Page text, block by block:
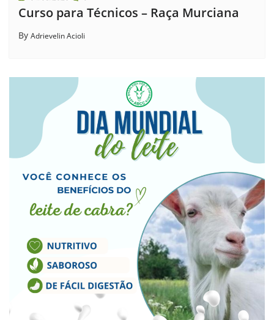
Curso para Técnicos – Raça Murciana
By Adrievelin Acioli